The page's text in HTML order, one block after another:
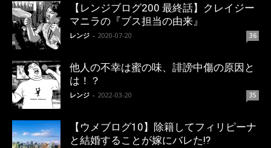
【レンジブログ200 最終話】クレイジー
マニラの『ブス担当の由来』
レンジ - 2020-07-20 36
他人の不幸は蜜の味、誹謗中傷の原因と
は！？
レンジ - 2022-03-20 35
【ウメブログ10】除籍してフィリピーナ
と結婚することが嫁にバレた!?